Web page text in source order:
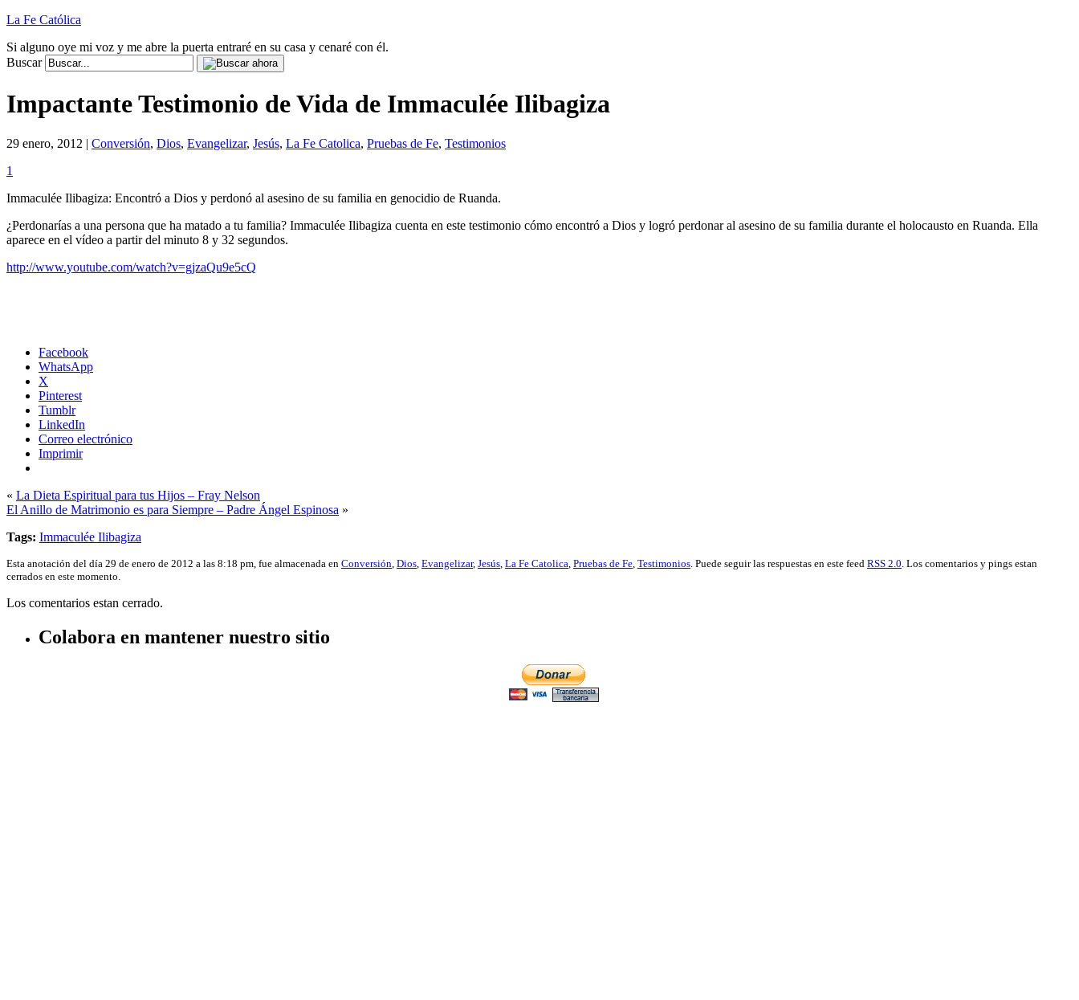
La Fe Católica
Si alguno oye mi voz y me abre la puerta entraré en su casa y cenaré con él.
Buscar
Impactante Testimonio de Vida de Immaculée Ilibagiza
29 enero, 2012 | Conversión, Dios, Evangelizar, Jesús, La Fe Catolica, Pruebas de Fe, Testimonios
1
Immaculée Ilibagiza: Encontró a Dios y perdonó al asesino de su familia en genocidio de Ruanda.
¿Perdonarías a una persona que ha matado a tu familia? Immaculée Ilibagiza cuenta en este testimonio cómo encontró a Dios y logró perdonar al asesino de su familia durante el holocausto en Ruanda. Ella
aparece en el vídeo a partir del minuto 8 y 32 segundos.
http://www.youtube.com/watch?v=gjzaQu9e5cQ
Facebook
WhatsApp
X
Pinterest
Tumblr
LinkedIn
Correo electrónico
Imprimir
« La Dieta Espiritual para tus Hijos – Fray Nelson
El Anillo de Matrimonio es para Siempre – Padre Ángel Espinosa »
Tags: Immaculée Ilibagiza
Esta anotación del día 29 de enero de 2012 a las 8:18 pm, fue almacenada en Conversión Dios Evangelizar, Jesús La Fe Catolica Pruebas de Fe Testimonios . Puede seguir las respuestas en este feed RSS 2.0 . Los comentarios y pings estan
cerrados en este momento.
Los comentarios estan cerrado.
Colabora en mantener nuestro sitio